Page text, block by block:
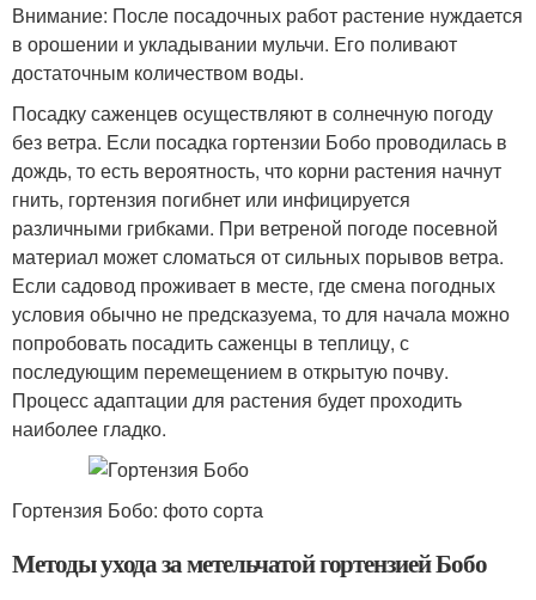
Внимание: После посадочных работ растение нуждается
в орошении и укладывании мульчи. Его поливают
достаточным количеством воды.
Посадку саженцев осуществляют в солнечную погоду
без ветра. Если посадка гортензии Бобо проводилась в
дождь, то есть вероятность, что корни растения начнут
гнить, гортензия погибнет или инфицируется
различными грибками. При ветреной погоде посевной
материал может сломаться от сильных порывов ветра.
Если садовод проживает в месте, где смена погодных
условия обычно не предсказуема, то для начала можно
попробовать посадить саженцы в теплицу, с
последующим перемещением в открытую почву.
Процесс адаптации для растения будет проходить
наиболее гладко.
Гортензия Бобо: фото сорта
Методы ухода за метельчатой гортензией Бобо